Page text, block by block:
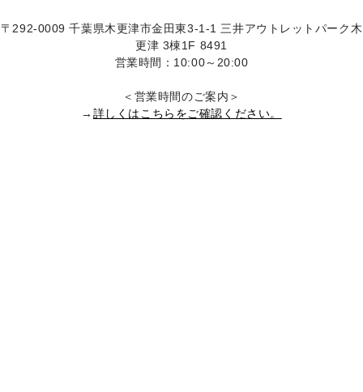
〒292-0009 千葉県木更津市金田東3-1-1 三井アウトレットパーク木
更津 3棟1F 8491
営業時間：10:00～20:00
＜営業時間のご案内＞
→ 詳しくはこちらをご確認ください。